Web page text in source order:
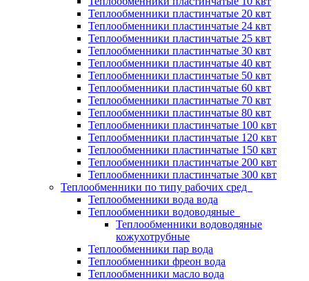
Теплообменники пластинчатые 20 квт
Теплообменники пластинчатые 24 квт
Теплообменники пластинчатые 25 квт
Теплообменники пластинчатые 30 квт
Теплообменники пластинчатые 40 квт
Теплообменники пластинчатые 50 квт
Теплообменники пластинчатые 60 квт
Теплообменники пластинчатые 70 квт
Теплообменники пластинчатые 80 квт
Теплообменники пластинчатые 100 квт
Теплообменники пластинчатые 120 квт
Теплообменники пластинчатые 150 квт
Теплообменники пластинчатые 200 квт
Теплообменники пластинчатые 300 квт
Теплообменники по типу рабочих сред
Теплообменники вода вода
Теплообменники водоводяные
Теплообменники водоводяные
кожухотрубные
Теплообменники пар вода
Теплообменники фреон вода
Теплообменники масло вода